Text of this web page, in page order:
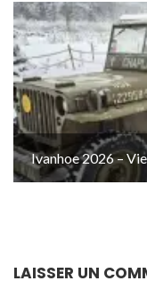
Ivanhoe 2026 –
LAISSER UN